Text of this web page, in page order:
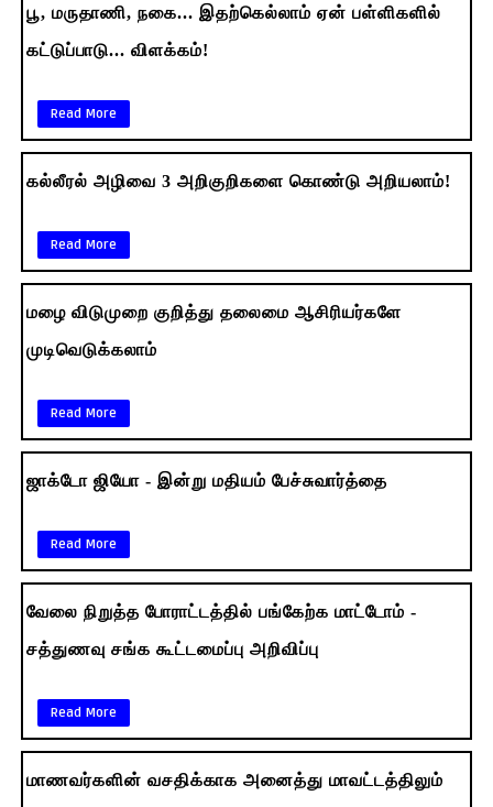
பூ, மருதாணி, நகை... இதற்கெல்லாம் ஏன் பள்ளிகளில்
கட்டுப்பாடு... விளக்கம்!
Read More
கல்லீரல் அழிவை 3 அறிகுறிகளை கொண்டு அறியலாம்!
Read More
மழை விடுமுறை குறித்து தலைமை ஆசிரியர்களே
முடிவெடுக்கலாம்
Read More
ஜாக்டோ ஜியோ - இன்று மதியம் பேச்சுவார்த்தை
Read More
வேலை நிறுத்த போராட்டத்தில் பங்கேற்க மாட்டோம் -
சத்துணவு சங்க கூட்டமைப்பு அறிவிப்பு
Read More
மாணவர்களின் வசதிக்காக அனைத்து மாவட்டத்திலும்